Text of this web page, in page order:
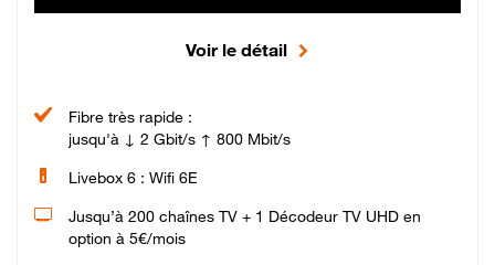
Voir le détail
Fibre très rapide :
jusqu'à ↓ 2 Gbit/s ↑ 800 Mbit/s
Livebox 6 : Wifi 6E
Jusqu’à 200 chaînes TV + 1 Décodeur TV UHD en
option à 5€/mois